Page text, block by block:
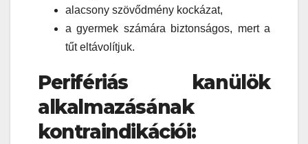
alacsony szövődmény kockázat,
a gyermek számára biztonságos, mert a
tűt eltávolítjuk.
Perifériás kanülök
alkalmazásának
kontraindikációi: